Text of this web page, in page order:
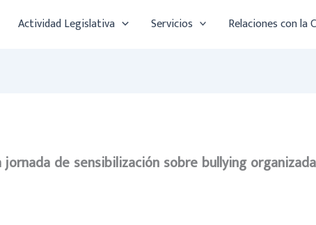
Actividad Legislativa Servicios Relaciones con la
de sensibilización sobre bullying